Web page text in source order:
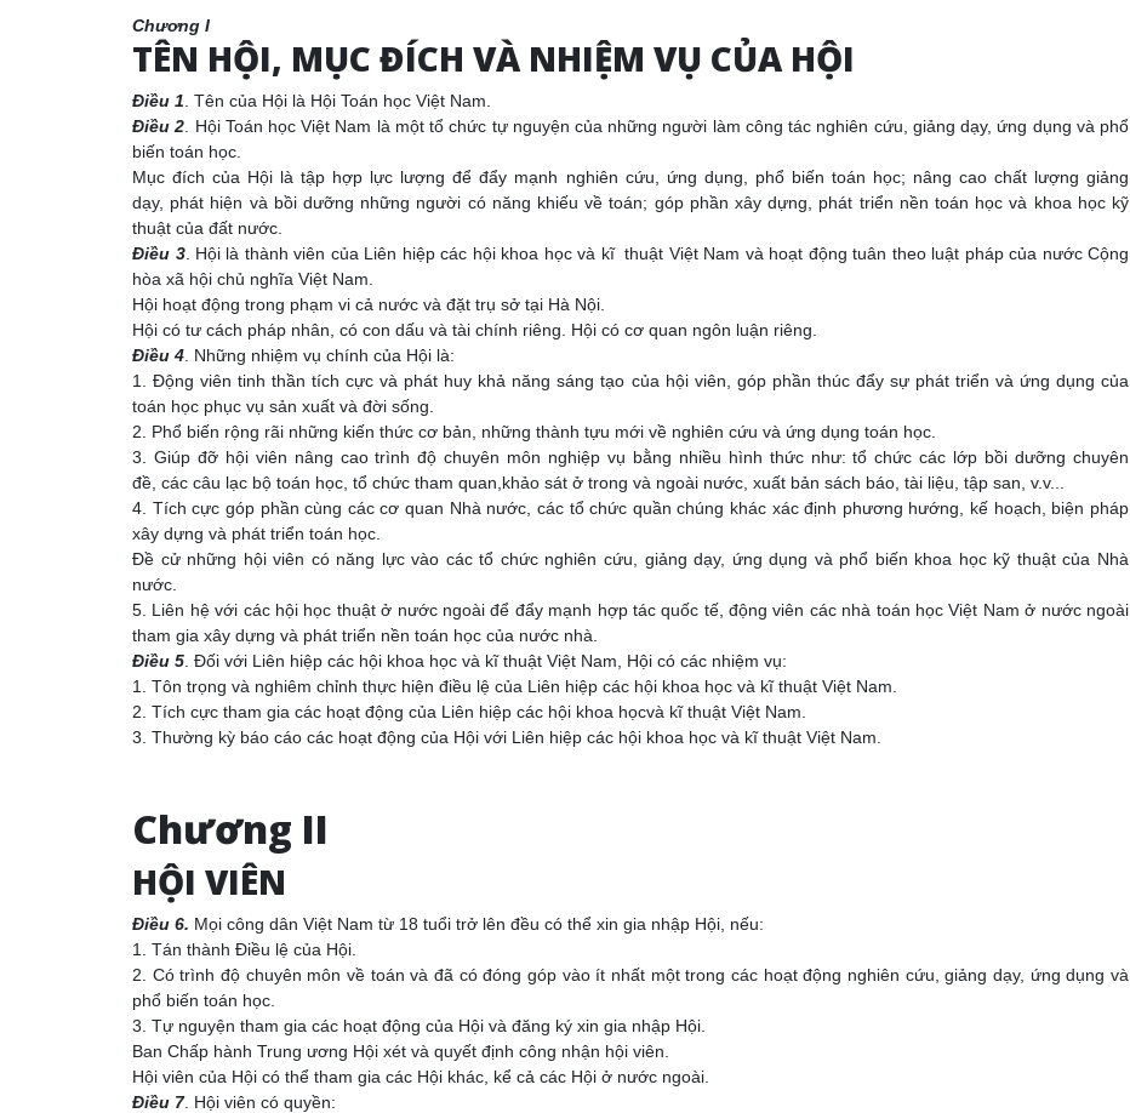
Chương I
TÊN HỘI, MỤC ĐÍCH VÀ NHIỆM VỤ CỦA HỘI
Điều 1 . Tên của Hội là Hội Toán học Việt Nam.
Điều 2 . Hội Toán học Việt Nam là một tổ chức tự nguyện của những người làm công tác nghiên cứu, giảng dạy, ứng dụng và phổ
biến toán học.
Mục đích của Hội là tập hợp lực lượng để đẩy mạnh nghiên cứu, ứng dụng, phổ biến toán học; nâng cao chất lượng giảng
dạy, phát hiện và bồi dưỡng những người có năng khiếu về toán; góp phần xây dựng, phát triển nền toán học và khoa học kỹ
thuật của đất nước.
Điều 3. Hội là thành viên của Liên hiệp các hội khoa học và kĩ thuật Việt Nam và hoạt động tuân theo luật pháp của nước Cộng
hòa xã hội chủ nghĩa Việt Nam.
Hội hoạt động trong phạm vi cả nước và đặt trụ sở tại Hà Nội.
Hội có tư cách pháp nhân, có con dấu và tài chính riêng. Hội có cơ quan ngôn luận riêng.
Điều 4 . Những nhiệm vụ chính của Hội là:
1. Động viên tinh thần tích cực và phát huy khả năng sáng tạo của hội viên, góp phần thúc đẩy sự phát triển và ứng dụng của
toán học phục vụ sản xuất và đời sống.
2. Phổ biến rộng rãi những kiến thức cơ bản, những thành tựu mới về nghiên cứu và ứng dụng toán học.
3. Giúp đỡ hội viên nâng cao trình độ chuyên môn nghiệp vụ bằng nhiều hình thức như: tổ chức các lớp bồi dưỡng chuyên
đề, các câu lạc bộ toán học, tổ chức tham quan,khảo sát ở trong và ngoài nước, xuất bản sách báo, tài liệu, tập san, v.v...
4. Tích cực góp phần cùng các cơ quan Nhà nước, các tổ chức quần chúng khác xác định phương hướng, kế hoạch, biện pháp
xây dựng và phát triển toán học.
Đề cử những hội viên có năng lực vào các tổ chức nghiên cứu, giảng dạy, ứng dụng và phổ biến khoa học kỹ thuật của Nhà
nước.
5. Liên hệ với các hội học thuật ở nước ngoài để đẩy mạnh hợp tác quốc tế, động viên các nhà toán học Việt Nam ở nước ngoài
tham gia xây dựng và phát triển nền toán học của nước nhà.
Điều 5 . Đối với Liên hiệp các hội khoa học và kĩ thuật Việt Nam, Hội có các nhiệm vụ:
1. Tôn trọng và nghiêm chỉnh thực hiện điều lệ của Liên hiệp các hội khoa học và kĩ thuật Việt Nam.
2. Tích cực tham gia các hoạt động của Liên hiệp các hội khoa họcvà kĩ thuật Việt Nam.
3. Thường kỳ báo cáo các hoạt động của Hội với Liên hiệp các hội khoa học và kĩ thuật Việt Nam.
Chương II
HỘI VIÊN
Điều 6. Mọi công dân Việt Nam từ 18 tuổi trở lên đều có thể xin gia nhập Hội, nếu:
1. Tán thành Điều lệ của Hội.
2. Có trình độ chuyên môn về toán và đã có đóng góp vào ít nhất một trong các hoạt động nghiên cứu, giảng dạy, ứng dụng và
phổ biến toán học.
3. Tự nguyện tham gia các hoạt động của Hội và đăng ký xin gia nhập Hội.
Ban Chấp hành Trung ương Hội xét và quyết định công nhận hội viên.
Hội viên của Hội có thể tham gia các Hội khác, kể cả các Hội ở nước ngoài.
Điều 7. Hội viên có quyền: